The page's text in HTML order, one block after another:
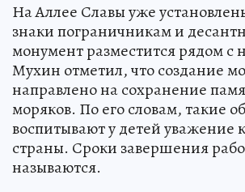
На Аллее Славы уже
знаки пограничникам и
монумент разместится рядом
Мухин отметил, что создание
направлено на сохранение
моряков. По его словам, такие
воспитывают у детей уважение
страны. Сроки завершения
называются.